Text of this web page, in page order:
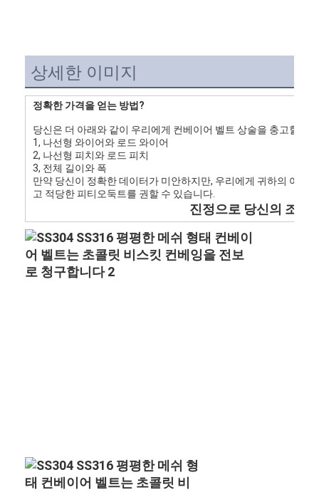
스테인레스 강 메시 벨트
나선형 와이어 메쉬
식품 메시 벨트
벌집 컨베이어 벨트
태양광 발전 메시 벨트
체인 메쉬 벨트
상세한 이미지
정확한 가격을 얻는 방법?
당신은 더 아래와 같이 우리에게 컨베이어 벨트 상술을 충고할 것
1, 나선형 와이어와 로드 와이어
2, 나선형 피치와 로드 피치
3, 전체 길이와 폭
만약 당신이 정확한 데이터가 미안하지만, 우리에게 귀하의 어플
고 적당한 피티오둑트를 권할 수 있습니다.
진정으로 당신의 조사